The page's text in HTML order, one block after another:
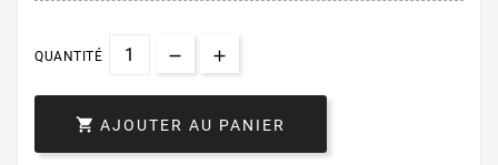
QUANTITÉ
 AJOUTER AU PANIER